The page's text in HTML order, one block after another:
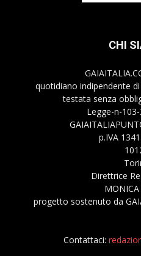
CHI
quotidiano indipendente
testata senza
Legge-n-
p.IVA
Direttrice
progetto sostenuto da
Contattaci: